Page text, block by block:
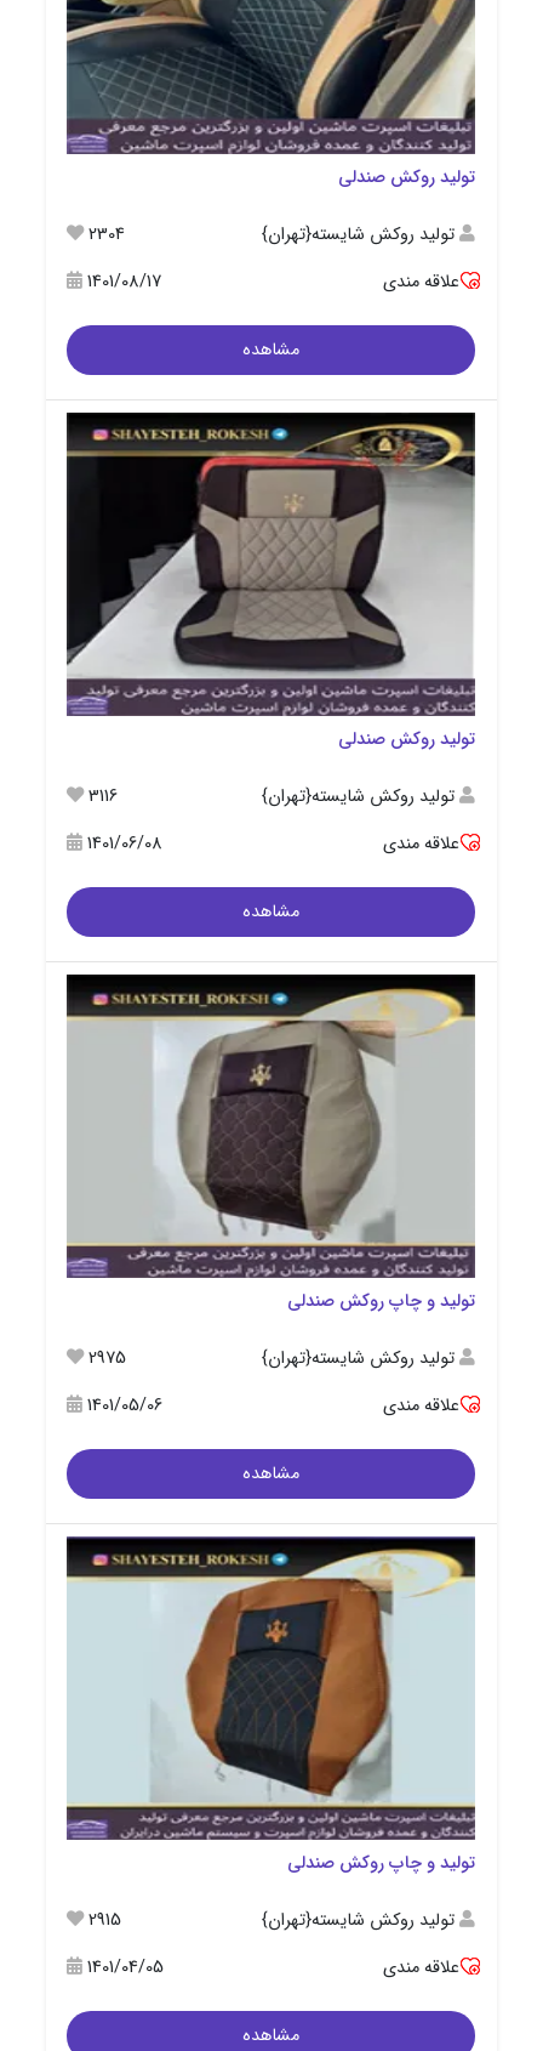
تولید روکش صندلی
تولید روکش شایسته{تهران}
2304
علاقه مندی
1401/08/17
مشاهده
تولید روکش صندلی
تولید روکش شایسته{تهران}
3116
علاقه مندی
1401/06/08
مشاهده
تولید و چاپ روکش صندلی
تولید روکش شایسته{تهران}
2975
علاقه مندی
1401/05/06
مشاهده
تولید و چاپ روکش صندلی
تولید روکش شایسته{تهران}
2915
علاقه مندی
1401/04/05
مشاهده